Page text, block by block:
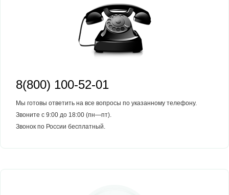
8(800) 100-52-01
Мы готовы ответить на все вопросы по указанному телефону.
Звоните с 9:00 до 18:00 (пн—пт).
Звонок по России бесплатный.